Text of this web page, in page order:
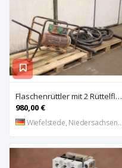
Flaschenrüttler mit 2 Rüttelflaschen von Wacker – FU-4/200SW
980,00 €
Wiefelstede, Niedersachsen, DE